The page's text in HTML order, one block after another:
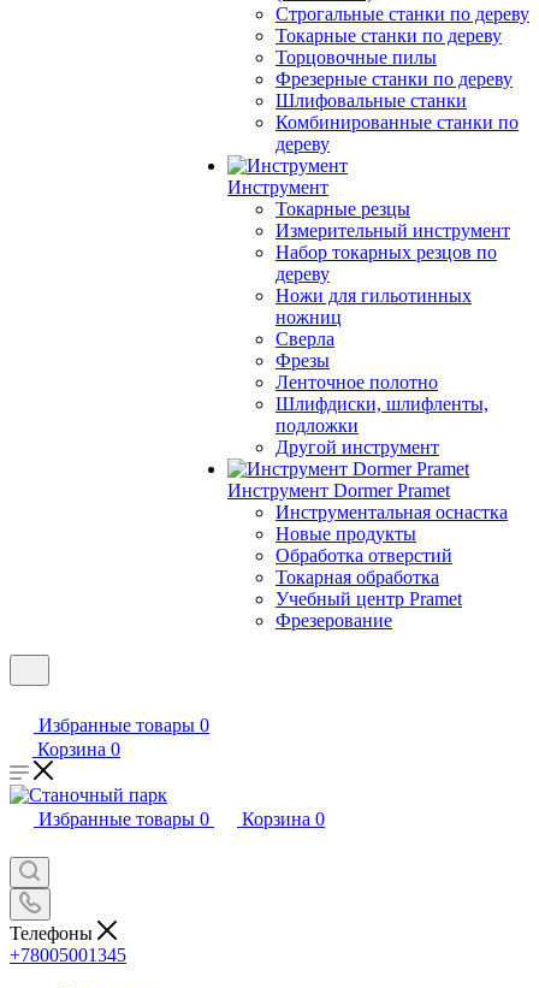
Строгальные станки по дереву
Токарные станки по дереву
Торцовочные пилы
Фрезерные станки по дереву
Шлифовальные станки
Комбинированные станки по
дереву
Инструмент
Токарные резцы
Измерительный инструмент
Набор токарных резцов по
дереву
Ножи для гильотинных
ножниц
Сверла
Фрезы
Ленточное полотно
Шлифдиски, шлифленты,
подложки
Другой инструмент
Инструмент Dormer Pramet
Инструментальная оснастка
Новые продукты
Обработка отверстий
Токарная обработка
Учебный центр Pramet
Фрезерование
Избранные товары 0
Корзина 0
Избранные товары 0 Корзина 0
Телефоны
+78005001345